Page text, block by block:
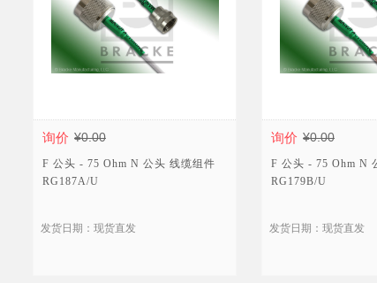
询价 ¥0.00
F 公头 - 75 Ohm N 公头 线缆组件
RG187A/U
发货日期：现货直发
询价 ¥0.00
F 公头 - 75 Ohm N
RG179B/U
发货日期：现货直发